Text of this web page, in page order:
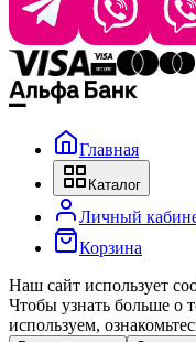
Главная
Каталог
Личный
Корзина
Наш сайт использует
Чтобы узнать больше о
используем,